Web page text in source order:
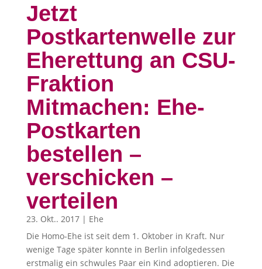
Jetzt
Postkartenwelle zur
Eherettung an CSU-
Fraktion
Mitmachen: Ehe-
Postkarten
bestellen –
verschicken –
verteilen
23. Okt.. 2017| Ehe
Die Homo-Ehe ist seit dem 1. Oktober in Kraft. Nur
wenige Tage später konnte in Berlin infolgedessen
erstmalig ein schwules Paar ein Kind adoptieren. Die